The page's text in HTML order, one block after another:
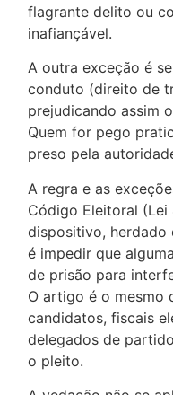
flagrante delito ou
inafiançável.
A outra exceção é
conduto (direito de
prejudicando assim
Quem for pego
preso pela
A regra e as
Código Eleitoral
dispositivo, herdado
é impedir que
de prisão para
O artigo é o mesmo
candidatos, fiscais
delegados de
o pleito.